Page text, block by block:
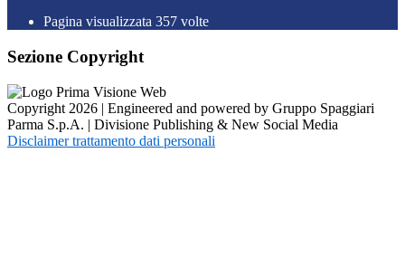
Pagina visualizzata 357 volte
Sezione Copyright
Copyright 2026 | Engineered and powered by Gruppo Spaggiari
Parma S.p.A. | Divisione Publishing & New Social Media
Disclaimer trattamento dati personali